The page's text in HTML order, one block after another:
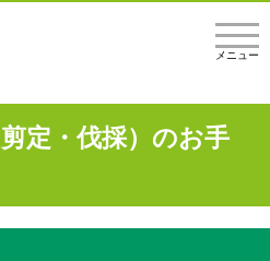
メニュー
定・伐採）のお手